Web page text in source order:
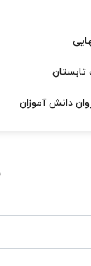
تابستان
دانش آموزان